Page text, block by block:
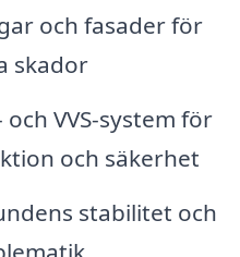
och fasader för
skador
VVS-system för
och säkerhet
stabilitet och